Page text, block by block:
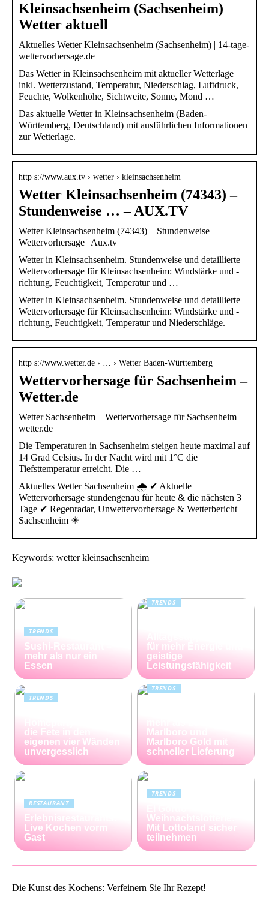
Kleinsachsenheim (Sachsenheim)
Wetter aktuell
Aktuelles Wetter Kleinsachsenheim (Sachsenheim) | 14-tage-
wettervorhersage.de
Das Wetter in Kleinsachsenheim mit aktueller Wetterlage
inkl. Wetterzustand, Temperatur, Niederschlag, Luftdruck,
Feuchte, Wolkenhöhe, Sichtweite, Sonne, Mond …
Das aktuelle Wetter in Kleinsachsenheim (Baden-
Württemberg, Deutschland) mit ausführlichen Informationen
zur Wetterlage.
http s://www.aux.tv › wetter › kleinsachsenheim
Wetter Kleinsachsenheim (74343) –
Stundenweise … – AUX.TV
Wetter Kleinsachsenheim (74343) – Stundenweise
Wettervorhersage | Aux.tv
Wetter in Kleinsachsenheim. Stundenweise und detaillierte
Wettervorhersage für Kleinsachsenheim: Windstärke und -
richtung, Feuchtigkeit, Temperatur und …
Wetter in Kleinsachsenheim. Stundenweise und detaillierte
Wettervorhersage für Kleinsachsenheim: Windstärke und -
richtung, Feuchtigkeit, Temperatur und Niederschläge.
http s://www.wetter.de › … › Wetter Baden-Württemberg
Wettervorhersage für Sachsenheim –
Wetter.de
Wetter Sachsenheim – Wettervorhersage für Sachsenheim |
wetter.de
Die Temperaturen in Sachsenheim steigen heute maximal auf
14 Grad Celsius. In der Nacht wird mit 1°C die
Tiefsttemperatur erreicht. Die …
Aktuelles Wetter Sachsenheim 🌧️ ✔ Aktuelle
Wettervorhersage stundengenau für heute & die nächsten 3
Tage ✔ Regenradar, Unwettervorhersage & Wetterbericht
Sachsenheim ☀
Keywords: wetter kleinsachsenheim
TRENDS
Sushi-Restaurant –
mehr als nur ein
Essen
TRENDS
für mehr Energie und
geistige
Leistungsfähigkeit
TRENDS
die Fete in den
eigenen vier Wänden
unvergesslich
TRENDS
Marlboro und
Marlboro Gold mit
schneller Lieferung
RESTAURANT
Erlebnisrestaurants:
Live Kochen vorm
Gast
TRENDS
Weihnachtslotterie:
Mit Lottoland sicher
teilnehmen
Die Kunst des Kochens: Verfeinern Sie Ihr Rezept!